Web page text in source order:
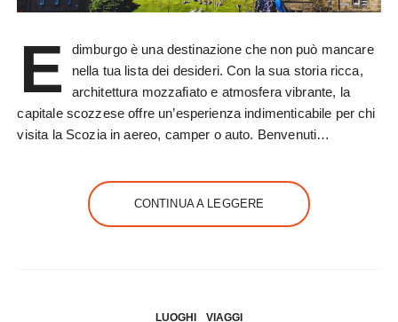
E
dimburgo è una destinazione che non può mancare
nella tua lista dei desideri. Con la sua storia ricca,
architettura mozzafiato e atmosfera vibrante, la
capitale scozzese offre un’esperienza indimenticabile per chi
visita la Scozia in aereo, camper o auto. Benvenuti…
CONTINUA A LEGGERE
LUOGHI VIAGGI